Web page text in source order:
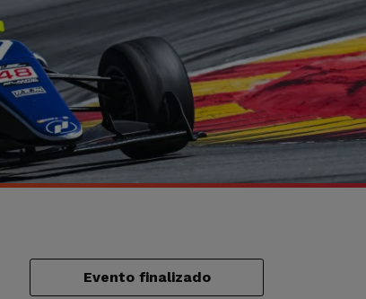
Evento finalizado